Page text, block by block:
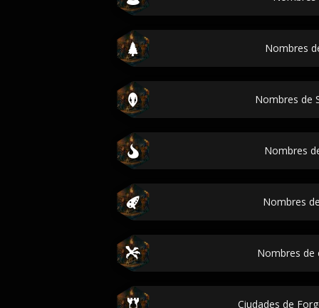
Nombres
Nombres de
Nombres
Nombres
Nombres de
Ciudades de